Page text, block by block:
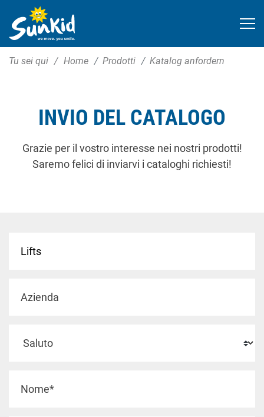
Tu sei qui Home Prodotti Katalog anfordern
INVIO DEL CATALOGO
Grazie per il vostro interesse nei nostri prodotti!
Saremo felici di inviarvi i cataloghi richiesti!